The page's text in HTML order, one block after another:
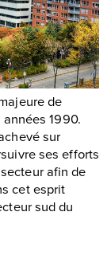
de
1990.
sur
ses efforts
afin de
cet esprit
sud du